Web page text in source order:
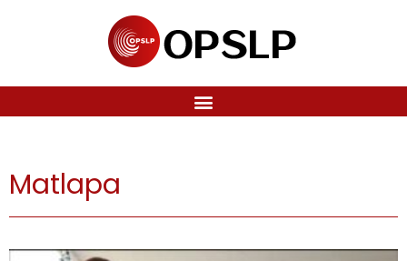
Matlapa